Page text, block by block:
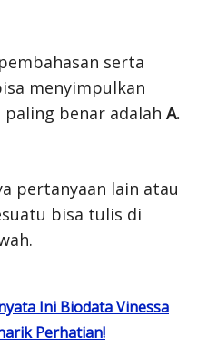
serta
menyimpulkan
paling benar adalah A.
pertanyaan lain atau
bisa tulis di
Ini Biodata Vinessa
Perhatian!